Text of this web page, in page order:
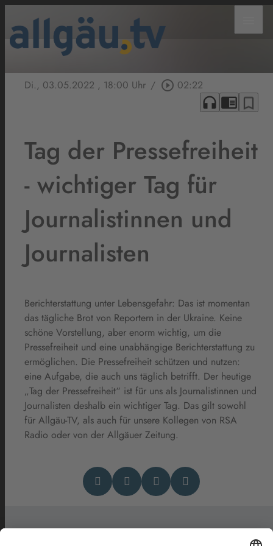
Di., 03.05.2022 , 18:00 Uhr / play_circle_outline 02:22
headphones chrome_reader_mode bookmark_border
Tag der Pressefreiheit
- wichtiger Tag für
Journalistinnen und
Journalisten
Berichterstattung unter Lebensgefahr: Das ist momentan
das tägliche Brot von Reportern in der Ukraine. Keine
schöne Vorstellung, aber enorm wichtig, um die
Pressefreiheit und eine unabhängige Berichterstattung zu
ermöglichen. Die Pressefreiheit schützen und nutzen:
eine Aufgabe, die auch uns täglich betrifft. Der heutige
„Tag der Pressefreiheit“ ist für uns als Journalistinnen und
Journalisten deshalb ein wichtiger Tag. Das gilt sowohl
für Allgäu-TV, als auch für unsere Kollegen von RSA
Radio oder von der Allgäuer Zeitung.